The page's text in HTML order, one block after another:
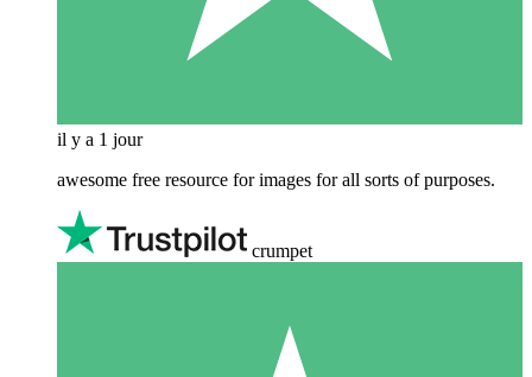
il y a 1 jour
awesome free resource for images for all sorts of purposes.
crumpet